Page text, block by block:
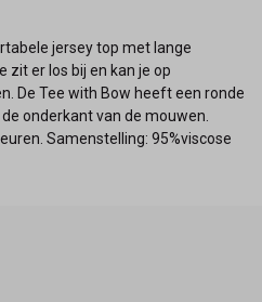
jersey top met lange
zit er los bij en kan je op
De Tee with Bow heeft een ronde
onderkant van de mouwen.
Samenstelling: 95%viscose